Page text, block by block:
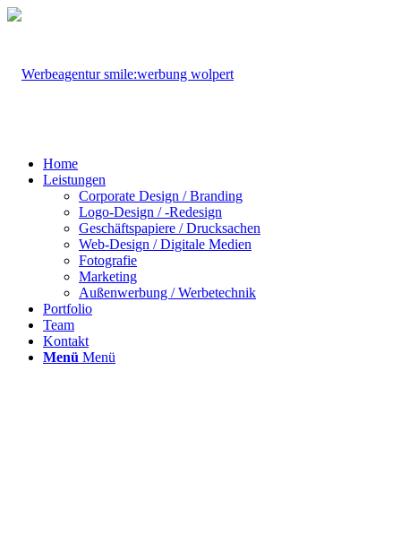
Home
Leistungen
Corporate Design / Branding
Logo-Design / -Redesign
Geschäftspapiere / Drucksachen
Web-Design / Digitale Medien
Fotografie
Marketing
Außenwerbung / Werbetechnik
Portfolio
Team
Kontakt
Menü Menü